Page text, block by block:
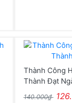
Thành Công
Thành Đạt
140.000₫